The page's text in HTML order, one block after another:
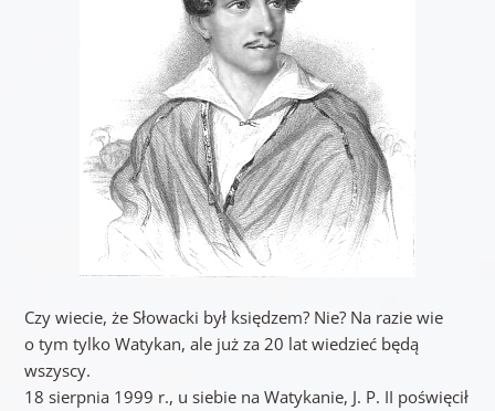
Czy wiecie, że Słowacki był księdzem? Nie? Na razie wie
o tym tylko Watykan, ale już za 20 lat wiedzieć będą
wszyscy.
18 sierpnia 1999 r., u siebie na Watykanie, J. P. II poświęcił